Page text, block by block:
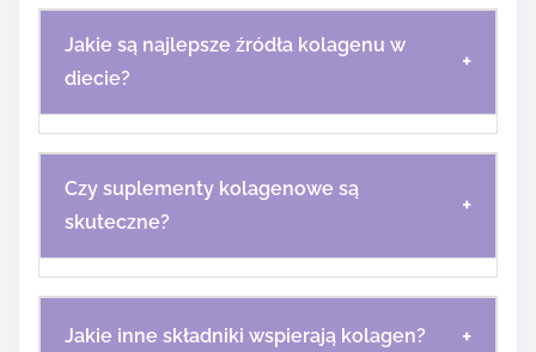
Jakie są najlepsze źródła kolagenu w
diecie?
+
Czy suplementy kolagenowe są
skuteczne?
+
Jakie inne składniki wspierają kolagen? +